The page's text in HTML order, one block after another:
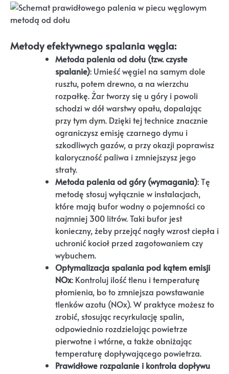
Metody efektywnego spalania węgla:
Metoda palenia od dołu (tzw. czyste
spalanie): Umieść węgiel na samym dole
rusztu, potem drewno, a na wierzchu
rozpałkę. Żar tworzy się u góry i powoli
schodzi w dół warstwy opału, dopalając
przy tym dym. Dzięki tej technice znacznie
ograniczysz emisję czarnego dymu i
szkodliwych gazów, a przy okazji poprawisz
kaloryczność paliwa i zmniejszysz jego
straty.
Metoda palenia od góry (wymagania): Tę
metodę stosuj wyłącznie w instalacjach,
które mają bufor wodny o pojemności co
najmniej 300 litrów. Taki bufor jest
konieczny, żeby przejąć nagły wzrost ciepła i
uchronić kocioł przed zagotowaniem czy
wybuchem.
Optymalizacja spalania pod kątem emisji
NOx: Kontroluj ilość tlenu i temperaturę
płomienia, bo to zmniejsza powstawanie
tlenków azotu (NOx). W praktyce możesz to
zrobić, stosując recyrkulację spalin,
odpowiednio rozdzielając powietrze
pierwotne i wtórne, a także obniżając
temperaturę dopływającego powietrza.
Prawidłowe rozpalanie i kontrola dopływu